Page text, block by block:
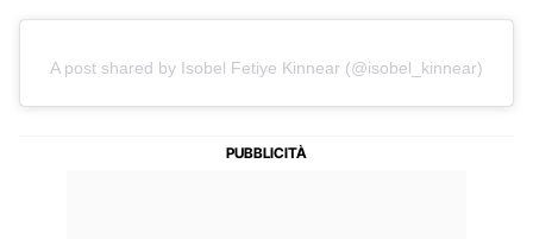
A post shared by Isobel Fetiye Kinnear (@isobel_kinnear)